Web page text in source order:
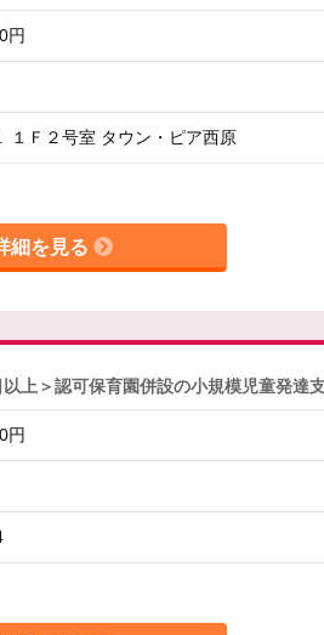
円
１Ｆ２号室 タウン・ピア西原
細を見る
上＞認可保育園併設の小規模児童発達
円